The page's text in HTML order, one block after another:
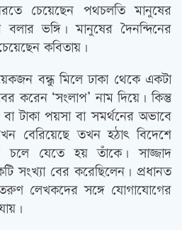
চেয়েছেন পথচলতি মানুষের
ভঙ্গি। মানুষের দৈনন্দিনের
কবিতায়।
বন্ধু মিলে ঢাকা থেকে একটা
করেন ‘সংলাপ’ নাম দিয়ে। কিন্তু
টাকা পয়সা বা সমর্থনের অভাবে
বেরিয়েছে তখন হঠাৎ বিদেশে
চলে যেতে হয় তাঁকে। সাজ্জাদ
সংখ্যা বের করেছিলেন। প্রধানত
লেখকদের সঙ্গে যোগাযোগের